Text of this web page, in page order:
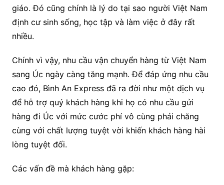
giáo. Đó cũng chính là lý do tại sao người Việt Nam
định cư sinh sống, học tập và làm việc ở đây rất
nhiều.
Chính vì vậy, nhu cầu vận chuyển hàng từ Việt Nam
sang Úc ngày càng tăng mạnh. Để đáp ứng nhu cầu
cao đó, Bình An Express đã ra đời như một dịch vụ
để hỗ trợ quý khách hàng khi họ có nhu cầu gửi
hàng đi Úc với mức cước phí vô cùng phải chăng
cùng với chất lượng tuyệt vời khiến khách hàng hài
lòng tuyệt đối.
Các vấn đề mà khách hàng gặp: